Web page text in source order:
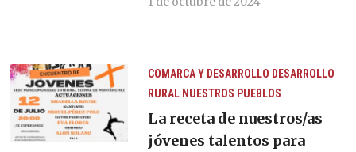
COMARCA Y DESARROLLO DESARROLLO
RURAL NUESTROS PUEBLOS
La receta de nuestros/as
jóvenes talentos para